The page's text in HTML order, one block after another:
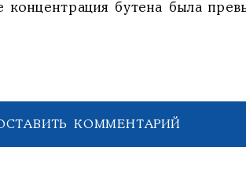
бутена была
КОММЕНТАРИЙ